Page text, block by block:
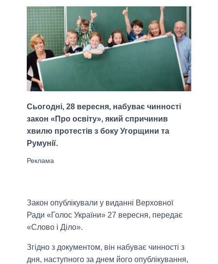
Сьогодні, 28 вересня, набуває чинності
закон «Про освіту», який спричинив
хвилю протестів з боку Угорщини та
Румунії.
Закон опублікували у виданні Верховної
Ради «Голос України» 27 вересня, передає
«Слово і Діло».
Згідно з документом, він набуває чинності з
дня, наступного за днем його опублікування,